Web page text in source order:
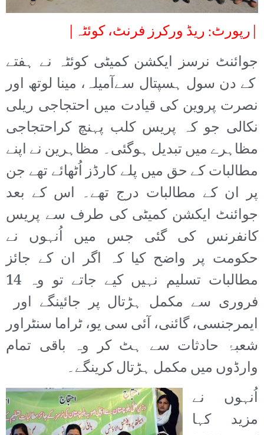
|رپورٹ: ریڈ ورکرز فرنٹ، کوئٹہ|
جوائنٹ نرسز ایکشن کمیٹی کوئٹہ نے ہفتے
کے دن سول ہسپتال سےآمیلہ، مینا لوتھ اور
نصرت پروین کی قیادت میں احتجاجی ریلی
نکالی جو کہ پریس کلب پہنچ کراحتجاجی
مظاہرے میں تبدیل ہوگئی۔ مظاہرین نے اپنے
مطالبات کے حق میں پلے کارڈز اُٹھائے تھے جن
پر ان کے مطالبات درج تھے۔ اس کے بعد
جوائنٹ ایکشن کمیٹی کی طرف سے پریس
کانفرنس کی گئی جس میں اُنہوں نے
حکومت پر واضح کیا کہ اگر ان کے جائز
مطالبات تسلیم نہیں کیے جاتے تو وہ 14
فروری سے مکمل ہڑتال پر جائینگے اور
ایمرجنسی، گائنی، آئی سی یو، ٹراما سنٹراور
شعبۂ حادثات سے ہٹ کر وہ باقی تمام
وارڈوں میں مکمل ہڑتال کرینگے۔
اُنہوں نے
مزید کہا